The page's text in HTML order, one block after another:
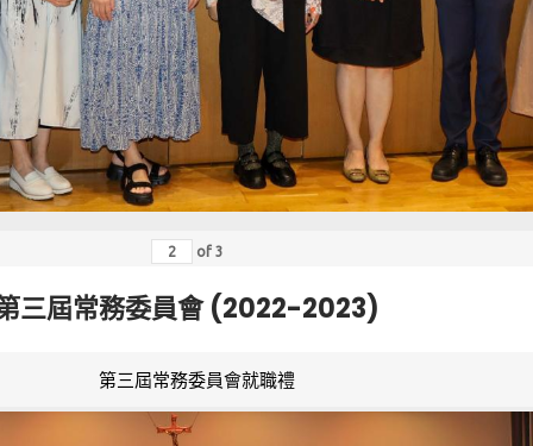
of 3
三屆常務委員會 (2022-2023)
第三屆常務委員會就職禮